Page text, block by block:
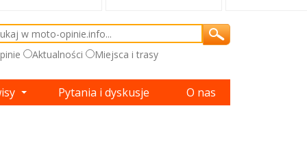
Aktualności Miejsca i trasy
Pytania i dyskusje O nas